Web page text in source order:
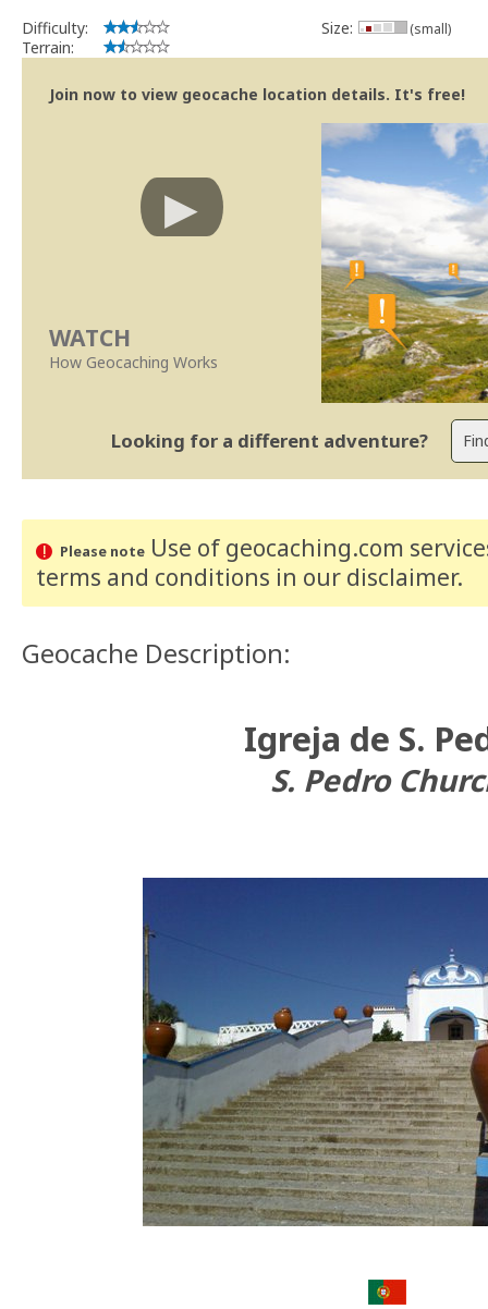
Community Volunteer Reviewer
Centro de Ajuda
Trabalhar com o Revisor/Revisões mais rápidas
Linhas Orientação
Políticas Regionais - Portugal
Difficulty:
Terrain:
Size: (small)
Join now to view geocache location details. It's free!
WATCH
How Geocaching Works
Looking for a different adventure?
Please noteUse of geocaching.com
terms and conditions in our disclaimer.
Geocache Description:
Igreja de S.
S. Pedro